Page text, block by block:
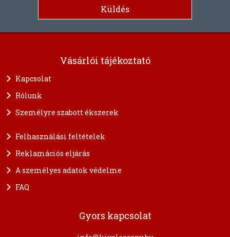
Vásárlói tájékoztató
Kapcsolat
Rólunk
Személyre szabott ékszerek
Felhasználási feltételek
Reklamációs eljárás
A személyes adatok védelme
FAQ
Gyors kapcsolat